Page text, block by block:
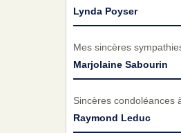
Lynda Poyser
Mes sincères
Marjolaine Sabourin
Sincères condoléances
Raymond Leduc